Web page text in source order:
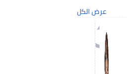
عرض الكل